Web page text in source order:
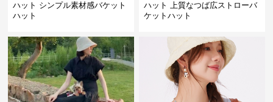
ハット シンプル素材感バケット
ハット
ハット 上質なつば広ストローバ
ケットハット